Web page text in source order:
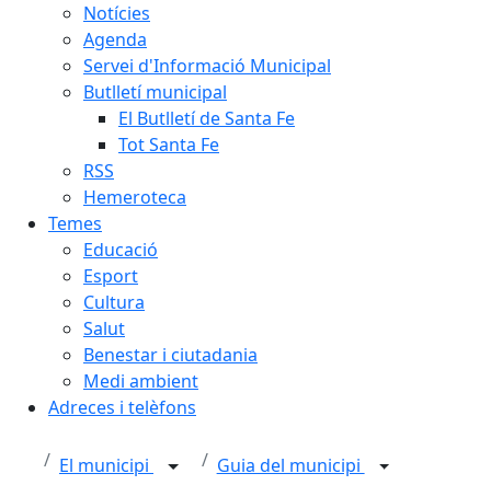
Notícies
Agenda
Servei d'Informació Municipal
Butlletí municipal
El Butlletí de Santa Fe
Tot Santa Fe
RSS
Hemeroteca
Temes
Educació
Esport
Cultura
Salut
Benestar i ciutadania
Medi ambient
Adreces i telèfons
El municipi Guia del municipi